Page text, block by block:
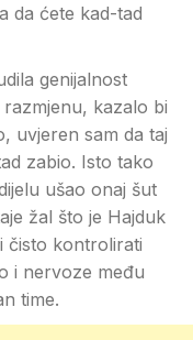
da ćete kad-tad
genijalnost
kazalo bi
uvjeren sam da taj
zabio. Isto tako
ušao onaj šut
žal što je Hajduk
čisto kontrolirati
i nervoze među
time.